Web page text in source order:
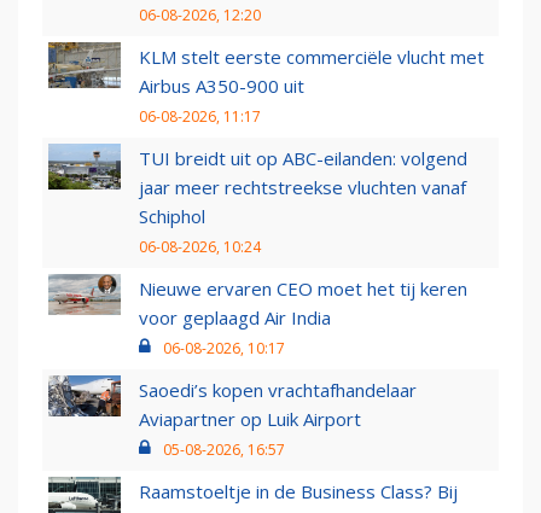
06-08-2026, 12:20
KLM stelt eerste commerciële vlucht met
Airbus A350-900 uit
06-08-2026, 11:17
TUI breidt uit op ABC-eilanden: volgend
jaar meer rechtstreekse vluchten vanaf
Schiphol
06-08-2026, 10:24
Nieuwe ervaren CEO moet het tij keren
voor geplaagd Air India
06-08-2026, 10:17
Saoedi’s kopen vrachtafhandelaar
Aviapartner op Luik Airport
05-08-2026, 16:57
Raamstoeltje in de Business Class? Bij